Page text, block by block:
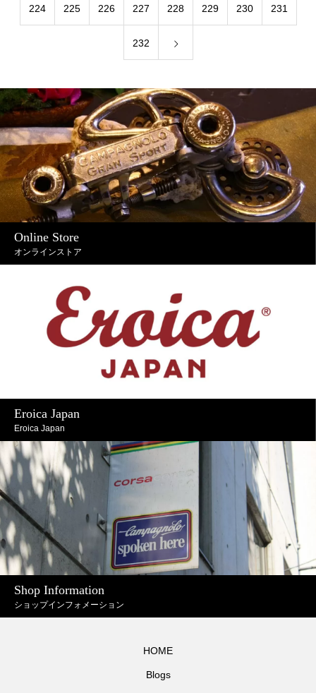
224 225 226 227 228 229 230 231
232
Online Store
オンラインストア
Eroica Japan
Eroica Japan
Shop Information
ショップインフォメーション
HOME
Blogs